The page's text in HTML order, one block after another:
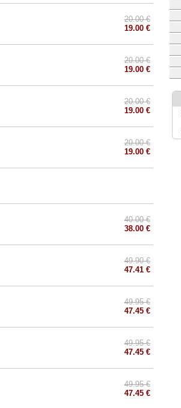
20.00 €
19.00 €
20.00 €
19.00 €
20.00 €
19.00 €
20.00 €
19.00 €
40.00 €
38.00 €
49.90 €
47.41 €
49.95 €
47.45 €
49.95 €
47.45 €
49.95 €
47.45 €